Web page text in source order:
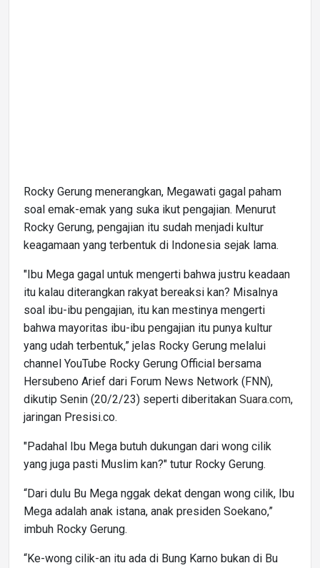
Rocky Gerung menerangkan, Megawati gagal paham
soal emak-emak yang suka ikut pengajian. Menurut
Rocky Gerung, pengajian itu sudah menjadi kultur
keagamaan yang terbentuk di Indonesia sejak lama.
"Ibu Mega gagal untuk mengerti bahwa justru keadaan
itu kalau diterangkan rakyat bereaksi kan? Misalnya
soal ibu-ibu pengajian, itu kan mestinya mengerti
bahwa mayoritas ibu-ibu pengajian itu punya kultur
yang udah terbentuk,” jelas Rocky Gerung melalui
channel YouTube Rocky Gerung Official bersama
Hersubeno Arief dari Forum News Network (FNN),
dikutip Senin (20/2/23) seperti diberitakan Suara.com,
jaringan Presisi.co.
"Padahal Ibu Mega butuh dukungan dari wong cilik
yang juga pasti Muslim kan?" tutur Rocky Gerung.
“Dari dulu Bu Mega nggak dekat dengan wong cilik, Ibu
Mega adalah anak istana, anak presiden Soekano,”
imbuh Rocky Gerung.
“Ke-wong cilik-an itu ada di Bung Karno bukan di Bu